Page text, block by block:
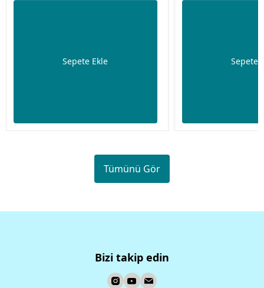
Sepete Ekle Sepete
Tümünü Gör
Bizi takip edin